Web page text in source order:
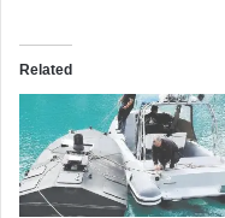
Related